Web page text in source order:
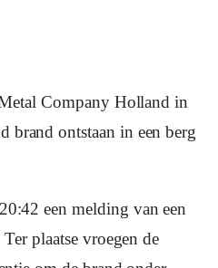
Company Holland in
brand ontstaan in een berg
plaatse vroegen de